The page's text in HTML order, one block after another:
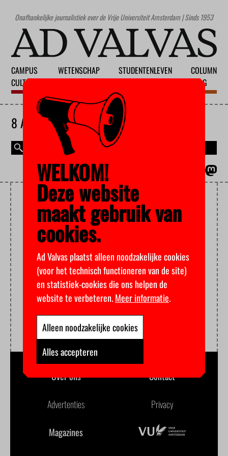
Onafhankelijke journalistiek over de Vrije Universiteit Amsterdam | Sinds 1953
CAMPUS
CULTUUR
WETENSCHAP
STUDENTENLEVEN
COLUMN
BLOG
8 AUGUSTUS 2026
HERBERT BOS
Over ons Contact
Advertenties Privacy
Magazines
WELKOM!
Deze website
maakt gebruik van
cookies.
Ad Valvas plaatst alleen noodzakelijke cookies
(voor het technisch functioneren van de site)
en statistiek-cookies die ons helpen de
website te verbeteren.Meer informatie.
Alleen noodzakelijke cookies
Alles accepteren